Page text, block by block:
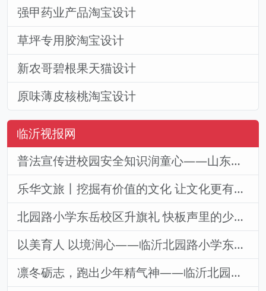
强甲药业产品淘宝设计
草坪专用胶淘宝设计
新农哥碧根果天猫设计
原味薄皮核桃淘宝设计
临沂视报网
普法宣传进校园安全知识润童心——山东省临沂市兰山区兰山街道后十社区走进幼儿园开展安全宣传教育活动
乐华文旅丨挖掘有价值的文化 让文化更有价值
北园路小学东岳校区升旗礼 快板声里的少年劲儿
以美育人 以境润心——临沂北园路小学东岳校区“最美办公室”评选活动成功举行
凛冬砺志，跑出少年精气神——临沂北园路小学东岳校区冬季跑操活动纪实